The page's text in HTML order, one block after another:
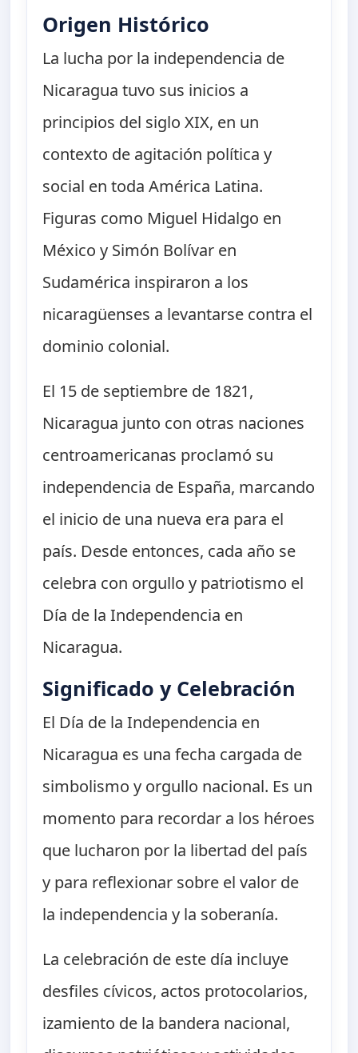
Origen Histórico
La lucha por la independencia de
Nicaragua tuvo sus inicios a
principios del siglo XIX, en un
contexto de agitación política y
social en toda América Latina.
Figuras como Miguel Hidalgo en
México y Simón Bolívar en
Sudamérica inspiraron a los
nicaragüenses a levantarse contra el
dominio colonial.
El 15 de septiembre de 1821,
Nicaragua junto con otras naciones
centroamericanas proclamó su
independencia de España, marcando
el inicio de una nueva era para el
país. Desde entonces, cada año se
celebra con orgullo y patriotismo el
Día de la Independencia en
Nicaragua.
Significado y Celebración
El Día de la Independencia en
Nicaragua es una fecha cargada de
simbolismo y orgullo nacional. Es un
momento para recordar a los héroes
que lucharon por la libertad del país
y para reflexionar sobre el valor de
la independencia y la soberanía.
La celebración de este día incluye
desfiles cívicos, actos protocolarios,
izamiento de la bandera nacional,